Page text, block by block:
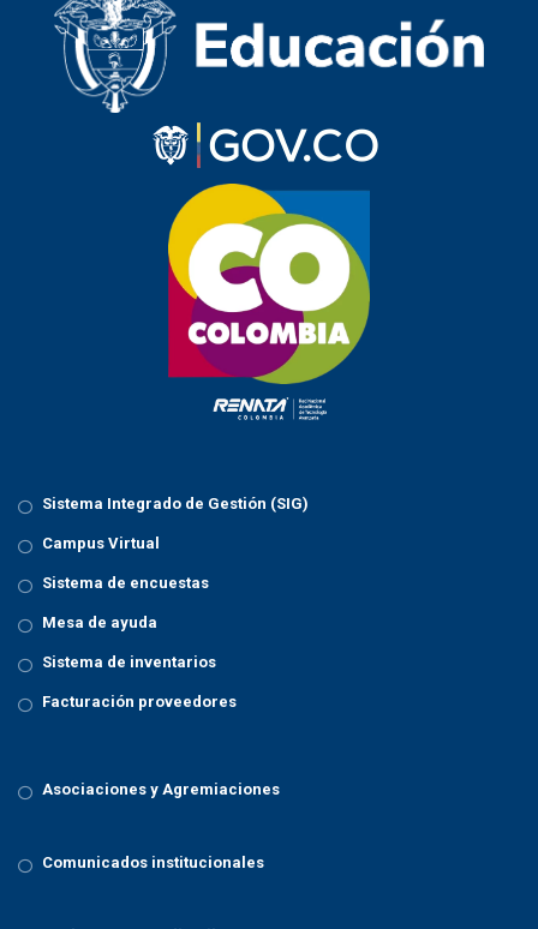
Sistema Integrado de Gestión (SIG)
Campus Virtual
Sistema de encuestas
Mesa de ayuda
Sistema de inventarios
Facturación proveedores
Asociaciones y Agremiaciones
Comunicados institucionales